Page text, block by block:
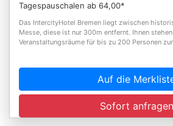
Tagespauschalen ab 64,00*
Das IntercityHotel Bremen liegt zwischen
Messe, diese ist nur 300m entfernt. Ihnen
Veranstaltungsräume für bis zu 200 Personen
Auf die
Sofort anfragen